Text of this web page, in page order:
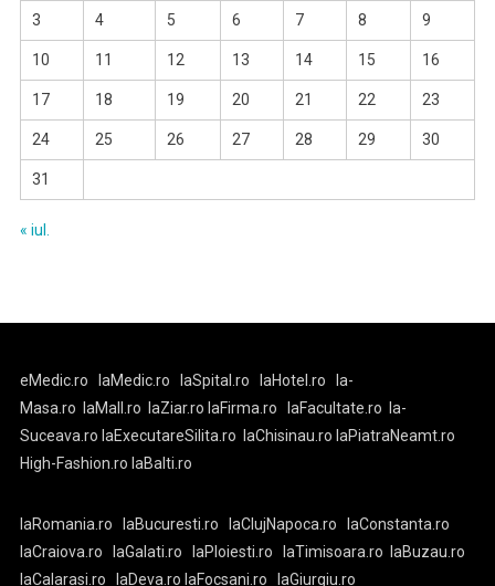
3 4 5 6 7 8 9
10 11 12 13 14 15 16
17 18 19 20 21 22 23
24 25 26 27 28 29 30
31
« iul.
eMedic.ro laMedic.ro laSpital.ro laHotel.ro
la-
Masa.ro
laMall.ro laZiar.ro laFirma.ro laFacultate.ro
la-
Suceava.ro laExecutareSilita.ro laChisinau.ro laPiatraNeamt.ro
High-Fashion.ro laBalti.ro
laRomania.ro laBucuresti.ro laClujNapoca.ro
laConstanta.ro
laCraiova.ro
laGalati.ro laPloiesti.ro laTimisoara.ro
laBuzau.ro
laCalarasi.ro
laDeva.ro laFocsani.ro laGiurgiu.ro